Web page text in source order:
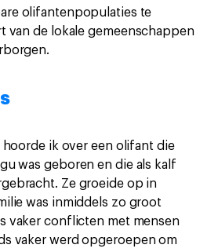
olifantenpopulaties te
van de lokale gemeenschappen
ik over een olifant die
was geboren en die als kalf
Ze groeide op in
was inmiddels zo groot
vaker conflicten met mensen
vaker werd opgeroepen om